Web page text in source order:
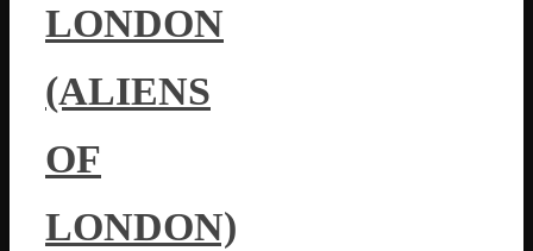
LONDON
(ALIENS
OF
LONDON)